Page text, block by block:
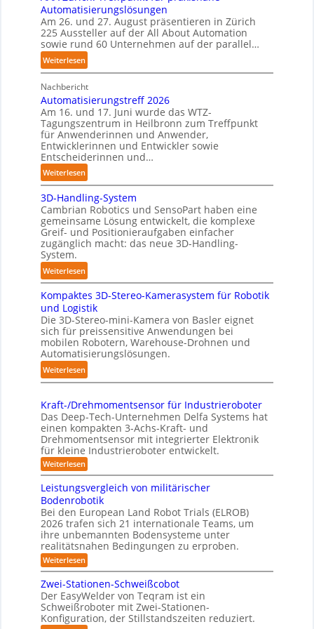
u
n
g
T
a
u
c
h
r
o
b
o
t
e
r
e
n
p
e
r
o
b
o
t
Automatisierungslösungen
Am 26. und 27. August präsentieren in Zürich
225 Aussteller auf der All About Automation
sowie rund 60 Unternehmen auf der parallel…
Weiterlesen:
A
A
A
Z
ü
r
i
c
h
:
T
r
e
f
p
u
n
k
t
f
ü
p
a
x
i
s
n
a
h
e
A
u
t
o
m
a
t
i
s
Nachbericht
Automatisierungstreff 2026
Am 16. und 17. Juni wurde das WTZ-
Tagungszentrum in Heilbronn zum Treffpunkt
für Anwenderinnen und Anwender,
Entwicklerinnen und Entwickler sowie
Entscheiderinnen und…
Weiterlesen:
A
u
t
o
m
t
i
s
i
e
r
u
n
g
s
r
e
f
2
0
2
6
3D-Handling-System
Cambrian Robotics und SensoPart haben eine
gemeinsame Lösung entwickelt, die komplexe
Greif- und Positionieraufgaben einfacher
zugänglich macht: das neue 3D-Handling-
System.
Weiterlesen:
3
D
-
H
a
n
d
l
n
g
-
S
y
s
e
m
Kompaktes 3D-Stereo-Kamerasystem für Robotik
und Logistik
Die 3D-Stereo-mini-Kamera von Basler eignet
sich für preissensitive Anwendungen bei
mobilen Robotern, Warehouse-Drohnen und
Automatisierungslösungen.
Weiterlesen:
K
m
a
t
e
s
3
D
-
S
t
e
r
e
o
-
Kraft-/Drehmomentsensor für Industrieroboter
Das Deep-Tech-Unternehmen Delfa Systems hat
einen kompakten 3-Achs-Kraft- und
Drehmomentsensor mit integrierter Elektronik
für kleine Industrieroboter entwickelt.
Weiterlesen:
K
a
f
t
-
/
D
r
e
h
m
o
m
e
n
Leistungsvergleich von militärischer
Bodenrobotik
Bei den European Land Robot Trials (ELROB)
2026 trafen sich 21 internationale Teams, um
ihre unbemannten Bodensysteme unter
realitätsnahen Bedingungen zu erproben.
Weiterlesen:
L
e
i
s
t
u
Zwei-Stationen-Schweißcobot
Der EasyWelder von Teqram ist ein
Schweißroboter mit Zwei-Stationen-
Konfiguration, der Stillstandszeiten reduziert.